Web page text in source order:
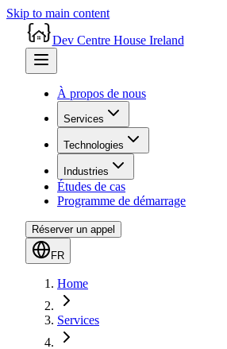
Skip to main content
Dev Centre House Ireland
À propos de nous
Services
Technologies
Industries
Études de cas
Programme de démarrage
Réserver un appel
FR
Home
Services